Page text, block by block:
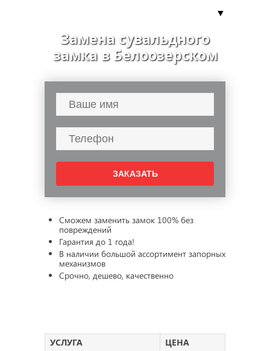
▼
Замена сувальдного
замка в Белоозерском
Сможем заменить замок 100% без
повреждений
Гарантия до 1 года!
В наличии большой ассортимент запорных
механизмов
Срочно, дешево, качественно
УСЛУГА
ЦЕНА